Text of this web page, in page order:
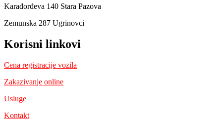
Karađorđeva 140 Stara Pazova
Zemunska 287 Ugrinovci
Korisni linkovi
Cena registracije vozila
Zakazivanje online
Usluge
Kontakt